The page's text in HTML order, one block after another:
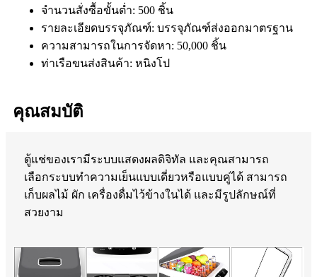
จำนวนสั่งซื้อขั้นต่ำ: 500 ชิ้น
รายละเอียดบรรจุภัณฑ์: บรรจุภัณฑ์ส่งออกมาตรฐาน
ความสามารถในการจัดหา: 50,000 ชิ้น
ท่าเรือขนส่งสินค้า: หนิงโป
คุณสมบัติ
ตู้แช่ของเรามีระบบแสดงผลดิจิทัล และคุณสามารถ
เลือกระบบทำความเย็นแบบเดี่ยวหรือแบบคู่ได้ สามารถ
เก็บผลไม้ ผัก เครื่องดื่มไว้ข้างในได้ และมีรูปลักษณ์ที่
สวยงาม